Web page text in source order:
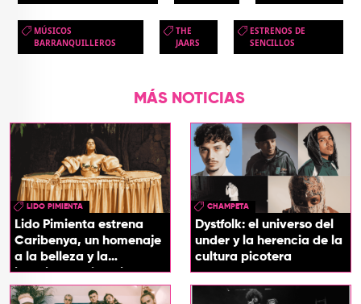
MÚSICOS
BARRANQUILLEROS
THE
JAARS
ESTRENOS DE
SENCILLOS
MÁS NOTICIAS
LIDO PIMIENTA
Lido Pimienta estrena
Caribenya, un homenaje
a la belleza y la
identidad del Caribe
CHAMPETA
Dystfolk: el universo del
under y la herencia de la
cultura picotera